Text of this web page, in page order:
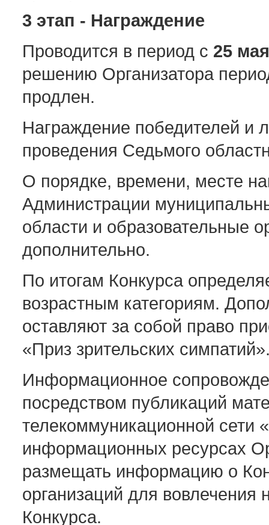
3 этап - Награждение
Проводится в период с 25 мая
решению Организатора
продлен.
Награждение победителей и
проведения Седьмого
О порядке, времени, месте
Администрации
области и образовательные
дополнительно.
По итогам Конкурса
возрастным категориям.
оставляют за собой право
«Приз зрительских
Информационное
посредством публикаций
телекоммуникационной сети
информационных ресурсах
размещать информацию о
организаций для вовлечения
Конкурса.